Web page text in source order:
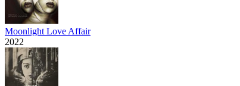
Moonlight Love Affair
2022